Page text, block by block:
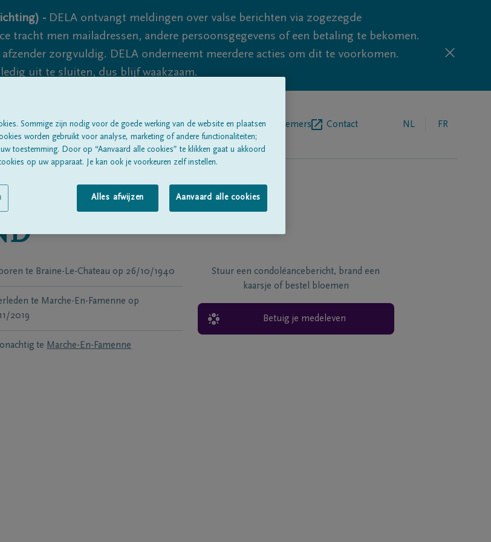
- DELA ontvangt meldingen over valse berichten via zogezegde
tracht men mailadressen, andere persoonsgegevens of een betaling te bekomen.
zorgvuldig. DELA onderneemt meerdere acties om dit te voorkomen.
uit te sluiten, dus blijf waakzaam.
Alle rouwberichtenOver onsBegrafenisondernemers Contact NL FR
te Braine-Le-Chateau op 26/10/1940
te Marche-En-Famenne op
2019
te Marche-En-Famenne
Stuur een condoléancebericht, brand een
kaarsje of bestel bloemen
Betuig je medeleven
Sommige zijn nodig voor de goede werking van de website en plaatsen
worden gebruikt voor analyse, marketing of andere functionaliteiten;
toestemming. Door op “Aanvaard alle cookies” te klikken gaat u akkoord
op uw apparaat. Je kan ook je voorkeuren zelf instellen.
Alles afwijzen Aanvaard alle cookies